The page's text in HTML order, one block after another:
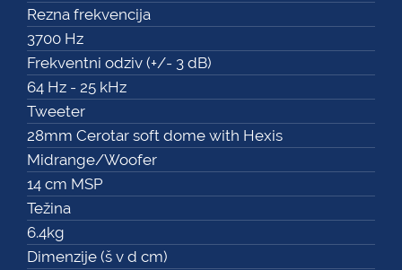
Rezna frekvencija
3700 Hz
Frekventni odziv (+/- 3 dB)
64 Hz - 25 kHz
Tweeter
28mm Cerotar soft dome with Hexis
Midrange/Woofer
14 cm MSP
Težina
6.4kg
Dimenzije (š v d cm)